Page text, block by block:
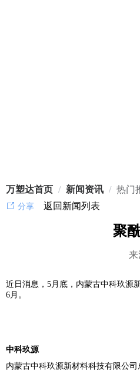
万塑达首页 / 新闻资讯 / 热门
分享 返回新闻列表
聚
来
近日消息，5月底，内蒙古中科玖源
6月。
中科玖源
内蒙古中科玖源新材料科技有限公